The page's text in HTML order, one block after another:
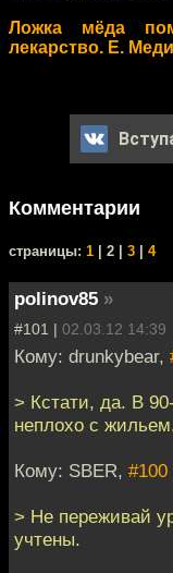
Ложка мёда
лекарство. Е.
Комментарии
cтраницы: 1 | 2 | 3 4
polinov85 »
#101 | 02.03.12 14:39
Кому: drunkybear,
> Кстати, да. В
неплохо с
Кому: SBER, #100
> Не переживай
учтены.